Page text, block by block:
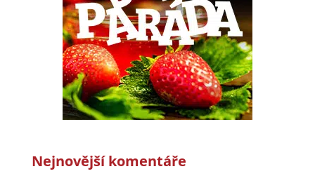
Nejnovější komentáře